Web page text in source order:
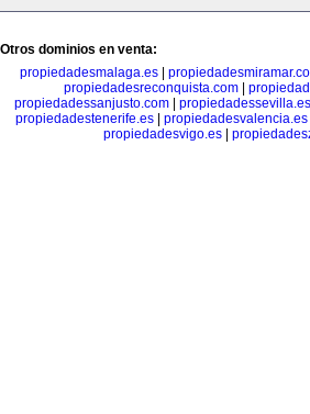
Otros dominios en venta:
propiedadesmalaga.es|
propiedadesreconquista.com
propiedadessanjusto.com| propiedadessevilla.es
propiedadestenerife.es| propiedadesvalencia.es
propiedadesvigo.es|